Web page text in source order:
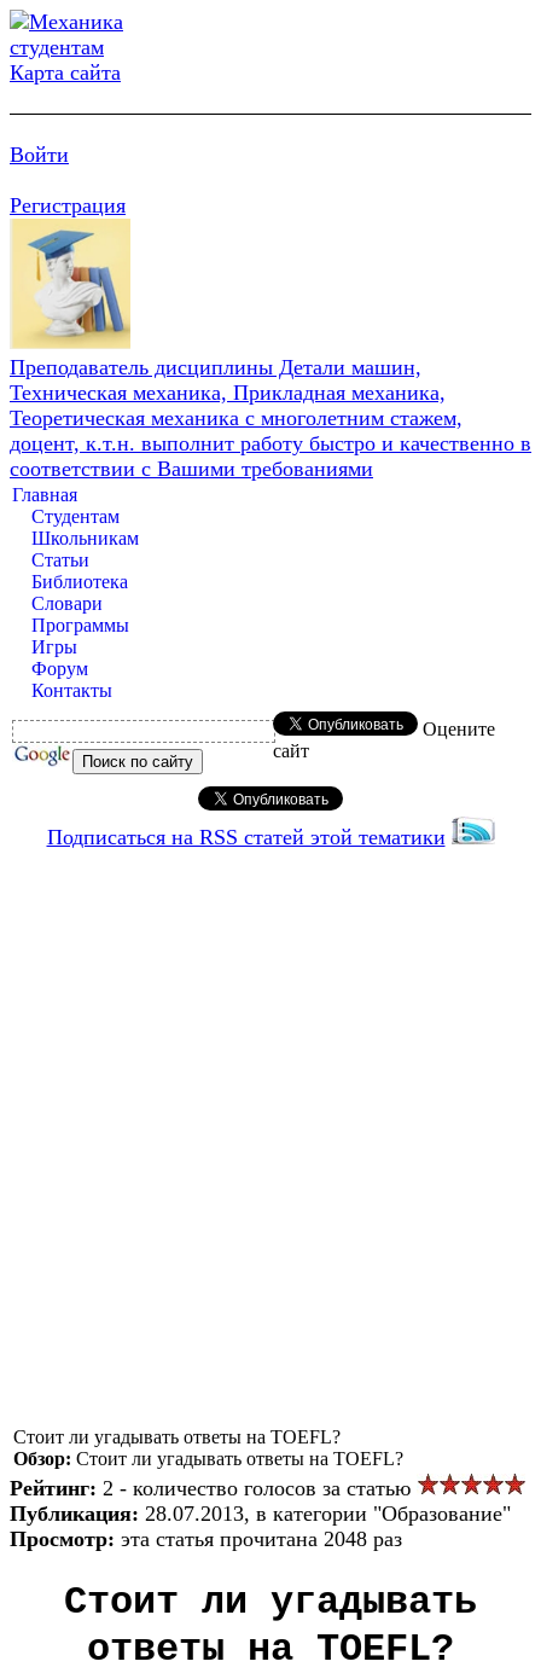
Карта сайта
Войти
Регистрация
Преподаватель дисциплины Детали машин,
Техническая механика, Прикладная механика,
Теоретическая механика с многолетним стажем,
доцент, к.т.н. выполнит работу быстро и качественно в
соответствии с Вашими требованиями
Главная
Студентам
Школьникам
Статьи
Библиотека
Словари
Программы
Игры
Форум
Контакты
Оцените
сайт
Подписаться на RSS статей этой тематики
Стоит ли угадывать ответы на TOEFL?
Обзор: Стоит ли угадывать ответы на TOEFL?
Рейтинг: 2 - количество голосов за статью
Публикация: 28.07.2013, в категории "Образование"
Просмотр: эта статья прочитана 2048 раз
Стоит ли угадывать
ответы на TOEFL?